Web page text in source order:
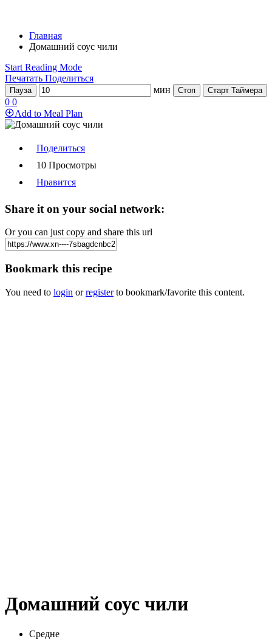
Главная
Домашний соус чили
Start Reading Mode
Печатать Поделиться
Пауза мин Стоп Старт Таймера
0 0
Add to Meal Plan
Поделиться
10 Просмотры
Нравится
Share it on your social network:
Or you can just copy and share this url
Bookmark this recipe
You need to login orregisterto bookmark/favorite this content.
Домашний соус чили
Средне